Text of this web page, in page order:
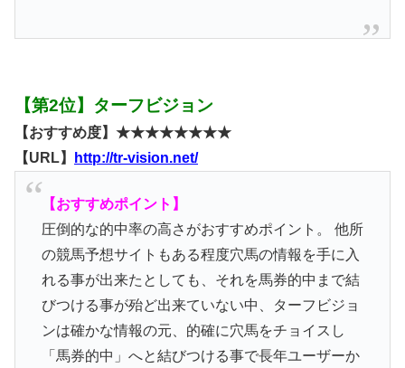
【第2位】ターフビジョン
【おすすめ度】★★★★★★★★
【URL】
http://tr-vision.net/
【おすすめポイント】
圧倒的な的中率の高さがおすすめポイント。 他所
の競馬予想サイトもある程度穴馬の情報を手に入
れる事が出来たとしても、それを馬券的中まで結
びつける事が殆ど出来ていない中、ターフビジョ
ンは確かな情報の元、的確に穴馬をチョイスし
「馬券的中」へと結びつける事で長年ユーザーか